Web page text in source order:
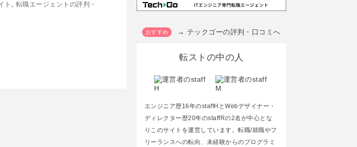
ト , 転職エージェントの評判・
→ テックゴーの評判・口コミへ
転ストの中の人
エンジニア歴16年のstaffHとWebデザイナー・
ディレクター歴20年のstaffRの2名が中心とな
りこのサイトを運営しています。転職/就職やフ
リーランスへの転向、未経験からのプログラミ